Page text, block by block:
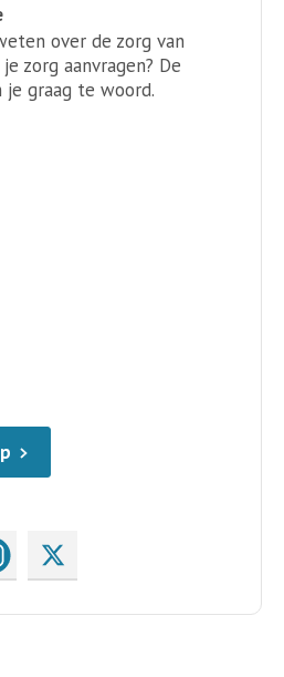
over de zorg van
zorg aanvragen? De
je graag te woord.